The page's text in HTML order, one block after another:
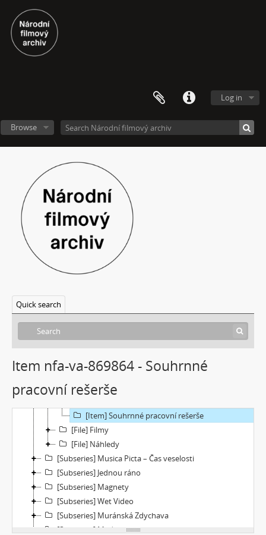
Log in
Browse
Quick search
Item nfa-va-869864 - Souhrnné
pracovní rešerše
[Subseries] Slovo
[Subseries] Píseň hlemýžďů jdoucích na pohřeb
[Subseries] Barvy
[Subseries] Flare up
[Subseries] The Time
[Subseries] Čas zkoušky
[Subseries] Musica Picta – Chvíle něhy
[Subseries] Musica Picta – Hodina slavnosti
[Subseries] Musica Picta – Minuty strachu
[Subseries] Musica Picta – Čas smutku
[Subseries] Velká dětská symfonie
[Subseries] Musica Picta – Čas tance
[Item] MediaInfo report archivního masteru alternativní verze
[Item] MediaInfo report archivního masteru původní verze
[Item] Akviziční zpráva
[Item] Konzervátorská zpráva
[Item] Rešerše k dílu
[Item] Souhrnné pracovní rešerše
[File] Filmy
[File] Náhledy
[Subseries] Musica Picta – Čas veselosti
[Subseries] Jednou ráno
[Subseries] Magnety
[Subseries] Wet Video
[Subseries] Muránská Zdychava
[Subseries] Meditace